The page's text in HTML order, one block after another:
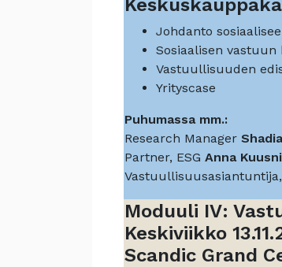
Johdanto
Sosiaalisen vastuun
Vastuullisuuden
Yrityscase
Puhumassa mm.:
Research Manager
Partner, ESG Anna
Moduuli IV:
Keskiviikko
Scandic Grand